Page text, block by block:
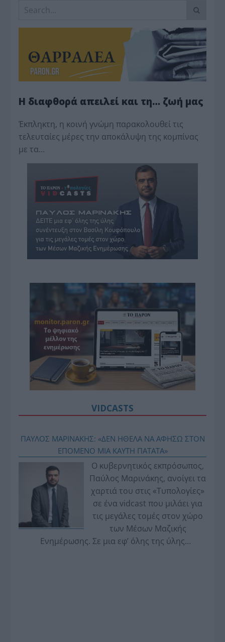
Η διαφθορά απειλεί και τη… ζωή μας
Έκπληκτη, η κοινή γνώμη παρακολουθεί τις
τελευταίες μέρες την αποκάλυψη της κο­μπίνας
με τα…
VIDCASTS
ΠΑΥΛΟΣ ΜΑΡΙΝΑΚΗΣ: «ΔΕΝ ΗΘΕΛΑ ΝΑ ΑΦΗΣΩ ΣΤΟΝ
ΕΠΟΜΕΝΟ ΜΙΑ ΚΑΥΤΗ ΠΑΤΑΤΑ»
Ο κυβερνητικός εκπρόσωπος,
Παύλος Μαρινάκης, ανοίγει τα
χαρτιά του στις «Τυπολογίες»
σε ένα vidcast που μιλάει για
τις μεγάλες τομές στον χώρο
των Μέσων Μαζικής
Ενημέρωσης. Σε μια εφ’ όλης της ύλης